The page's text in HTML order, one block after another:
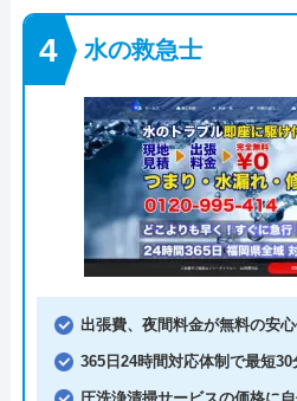
水の救急士
出張費、夜間料金が無料の安
365日24時間対応体制で最短